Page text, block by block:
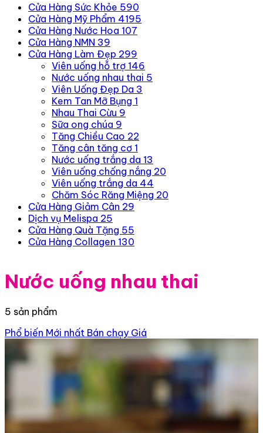
Cửa Hàng Sức Khỏe 590
Cửa Hàng Mỹ Phẩm 4195
Cửa Hàng Nước Hoa 107
Cửa Hàng NMN 39
Cửa Hàng Làm Đẹp 299
Viên uống hỗ trợ 146
Nước uống nhau thai 5
Viên Uống Đẹp Da 3
Kem Tan Mỡ Bụng 1
Nhau Thai Cừu 9
Sữa ong chúa 9
Tăng Chiều Cao 22
Tăng cân tăng cơ 1
Nước uống trắng da 13
Viên uống chống nắng 20
Viên uống trắng da 44
Chăm Sóc Răng Miệng 20
Cửa Hàng Giảm Cân 29
Dịch vụ Melispa 25
Cửa Hàng Quà Tặng 55
Cửa Hàng Collagen 130
Nước uống nhau thai
5 sản phẩm
Phổ biến Mới nhất Bán chạy Giá